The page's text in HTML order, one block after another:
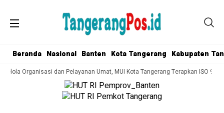
Beranda Nasional Banten Kota Tangerang Kabupaten
Organisasi dan Pelayanan Umat, MUI Kota Tangerang Terapkan ISO